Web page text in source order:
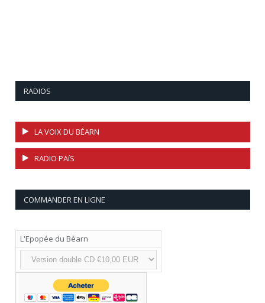
RADIOS
LA VOIX DU BÉARN
RADIO PAíS
COMMANDER EN LIGNE
L'Epopée du Béarn